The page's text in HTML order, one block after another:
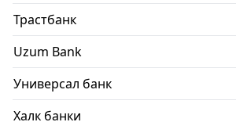
Трастбанк
Uzum Bank
Универсал банк
Халк банки